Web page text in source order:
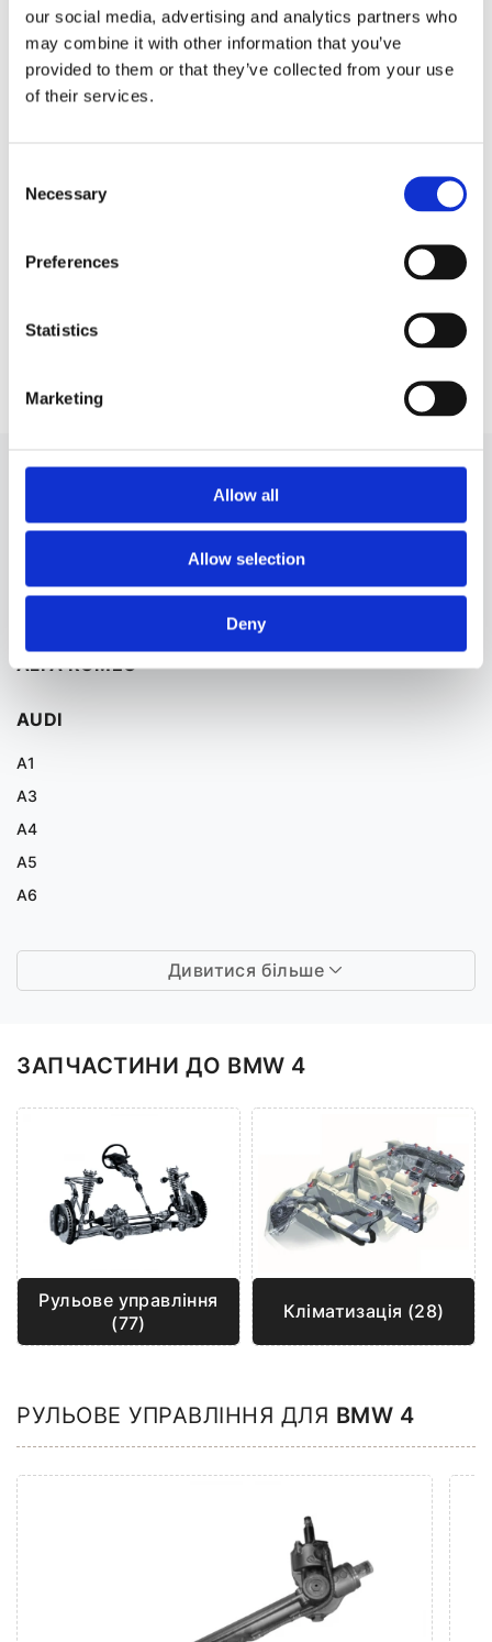
our social media, advertising and analytics partners who
may combine it with other information that you’ve
provided to them or that they’ve collected from your use
of their services.
Selection
Necessary
Preferences
Statistics
Marketing
Allow all
Allow selection
Deny
Електронний актуатор
(сервопривід) 5
Електронний актуатор
(сервопривід) 6
Електронний актуатор
Електронний актуатор
(сервопривід) X3
Електронний актуатор
Електронний актуатор
Електронний актуатор
(СЕРВОПРИВІД) ДО BMW 4 ДЛЯ ІНШИХ
АВТОМОБІЛІВ
A
ALFA ROMEO
AUDI
A1
A3
A4
A5
A6
Дивитися більше
ЗАПЧАСТИНИ ДО BMW 4
Рульове управління
(77)
Кліматизація (28)
РУЛЬОВЕ УПРАВЛІННЯ ДЛЯ BMW 4